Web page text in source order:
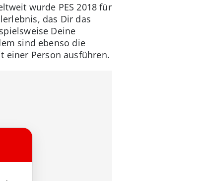
wurde PES 2018 für
das Dir das
Deine
sind ebenso die
einer Person ausführen.